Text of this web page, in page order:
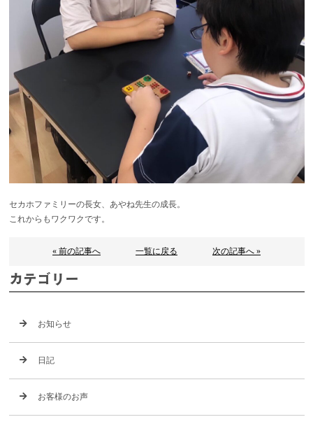
セカホファミリーの長女、あやね先生の成長。
これからもワクワクです。
« 前の記事へ 一覧に戻る 次の記事へ »
カテゴリー
お知らせ
日記
お客様のお声